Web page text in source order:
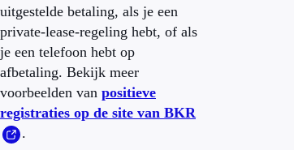
uitgestelde betaling, als je een
private-lease-regeling hebt, of als
je een telefoon hebt op
afbetaling. Bekijk meer
voorbeelden van positieve
registraties op de site van BKR
.